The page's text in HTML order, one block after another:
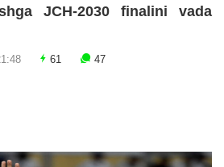
JCH-2030 finalini vada
61 47